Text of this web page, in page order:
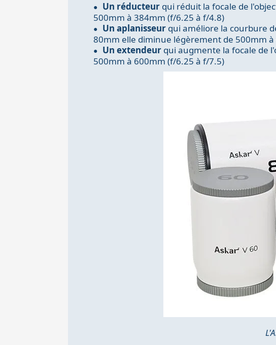
Un réducteur qui réduit la focale de
500mm à 384mm (f/6.25 à f/4.8)
Un aplanisseur qui améliore la courbure
80mm elle diminue légèrement de 500mm
Un extendeur qui augmente la focale de
500mm à 600mm (f/6.25 à f/7.5)